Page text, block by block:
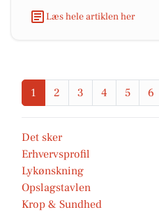
Læs hele artiklen her
1 2 3 4 5 6
Det sker
Erhvervsprofil
Lykønskning
Opslagstavlen
Krop & Sundhed